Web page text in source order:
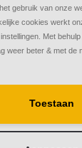
© Copyright
| Thuis in
gebruik van onze
cookies werkt
Met
weer beter & met de
Toestaan